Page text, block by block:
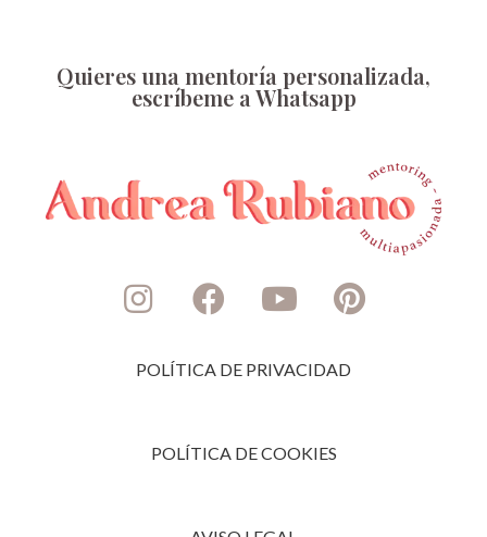
Quieres una mentoría personalizada,
escríbeme a Whatsapp
POLÍTICA DE PRIVACIDAD
POLÍTICA DE COOKIES